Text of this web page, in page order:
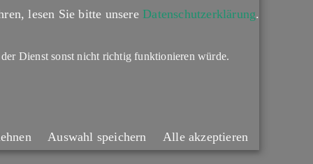
lesen Sie bitte unsereDatenschutzerklärung.
Dienst sonst nicht richtig funktionieren würde.
Auswahl speichern Alle akzeptieren